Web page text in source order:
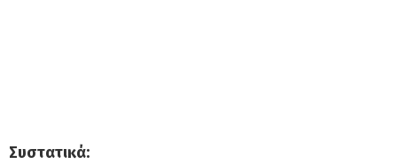
Συστατικά: